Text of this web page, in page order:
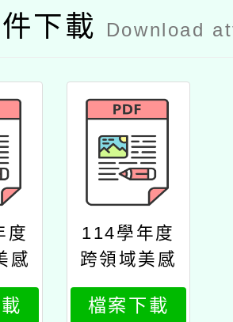
下載 Download
度
感
聯
習
114學年度
跨領域美感
計畫策略聯
盟線上研習
檔案下載